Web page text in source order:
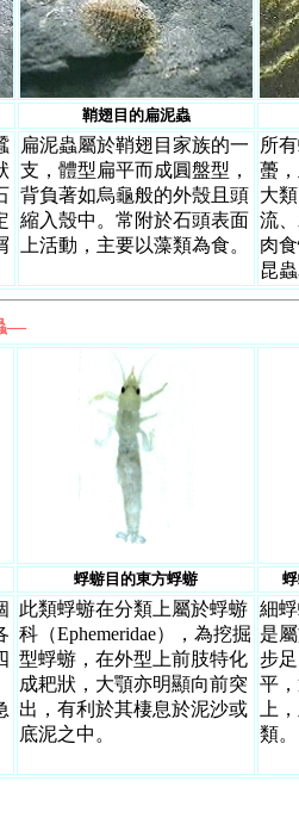
鞘翅目的扁泥蟲
扁泥蟲屬於鞘翅目家族的一
支，體型扁平而成圓盤型，
背負著如烏龜般的外殼且頭
縮入殼中。常附於石頭表面
上活動，主要以藻類為食。
所
蠆
大
流
肉
昆
—
蜉蝣目的東方蜉蝣
此類蜉蝣在分類上屬於蜉蝣
科（Ephemeridae），為挖掘
型蜉蝣，在外型上前肢特化
成耙狀，大顎亦明顯向前突
出，有利於其棲息於泥沙或
底泥之中。
細
是
步
平
上
類。